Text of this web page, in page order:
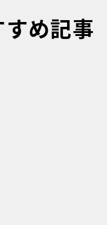
すめ記事